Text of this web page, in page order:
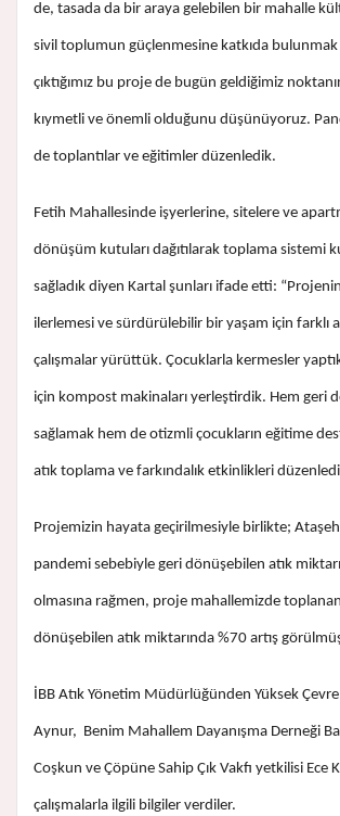
de, tasada da bir araya gelebilen bir mahalle
sivil toplumun güçlenmesine katkıda bulunmak
çıktığımız bu proje de bugün geldiğimiz
kıymetli ve önemli olduğunu düşünüyoruz.
de toplantılar ve eğitimler düzenledik.
Fetih Mahallesinde işyerlerine, sitelere ve
dönüşüm kutuları dağıtılarak toplama sistemi
sağladık diyen Kartal şunları ifade etti:
ilerlemesi ve sürdürülebilir bir yaşam için farklı
çalışmalar yürüttük. Çocuklarla kermesler
için kompost makinaları yerleştirdik. Hem geri
sağlamak hem de otizmli çocukların eğitime
atık toplama ve farkındalık etkinlikleri
Projemizin hayata geçirilmesiyle birlikte;
pandemi sebebiyle geri dönüşebilen atık
olmasına rağmen, proje mahallemizde
dönüşebilen atık miktarında %70 artış
İBB Atık Yönetim Müdürlüğünden Yüksek
Aynur, Benim Mahallem Dayanışma Derneği
Coşkun ve Çöpüne Sahip Çık Vakfı yetkilisi Ece
çalışmalarla ilgili bilgiler verdiler.